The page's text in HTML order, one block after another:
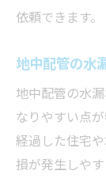
依頼できます。
地中配管の水
地中配管の水
なりやすい点
経過した住宅
損が発生しやす